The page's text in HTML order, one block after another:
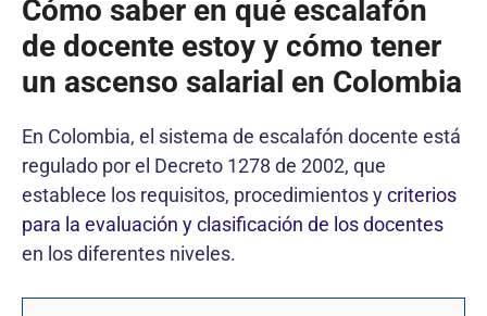
Cómo saber en qué escalafón
de docente estoy y cómo tener
un ascenso salarial en Colombia
En Colombia, el sistema de escalafón docente está
regulado por el Decreto 1278 de 2002, que
establece los requisitos, procedimientos ycriterios
para la evaluación y clasificación de los docentes
en los diferentes niveles.